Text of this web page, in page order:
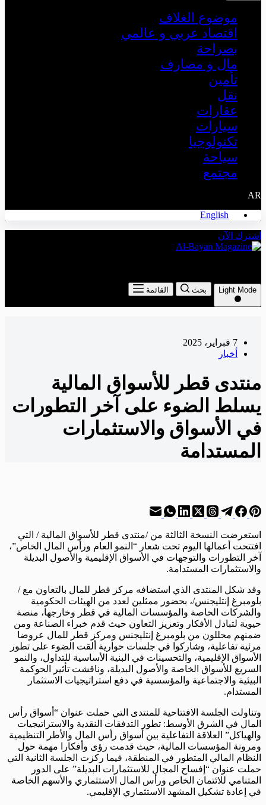
موضوع الغلاف
اقتصاد عربي و عالمي
بصراحة
مال و مصارف
تأمين
نقل
عقارات
سيارات
تكنولوجيا
سياحة
مجتمع
AR
English
اشترك الآن
Light Mode بحث القائمة
7 فبراير، 2025
أخبار
منتدى قطر للأسواق المالية
يسلط الضوء على آخر التطورات
في الأسواق والاستثمارات
المستدامة
استعرضت النسخة الثالثة من /منتدى قطر للأسواق المالية / التي
افتتحت أعمالها اليوم تحت شعار “النمو العام ورأس المال الخاص”،
آخر التطورات والتوجهات في الأسواق الإقليمية والأصول البديلة
والاستثمارات المستدامة.
وقد شكل المنتدى الذي استضافه مركز قطر للمال بالتعاون مع /
بلومبرغ إنتليجنس/، بحضور ممثلين لعدد من الهيئات الحكومية
والشركات الخاصة والمؤسسات المالية في قطر وخارجها، منصة
حيوية لتبادل الأفكار وتعزيز التعاون حيث قدم خبراء الصناعة ومن
ضمنهم محللون من بلومبرغ إنتليجنس ومركز قطر للمال عروضا
مرئية تفاعلية، وشاركوا في جلسات حوارية ألقت الضوء على تطور
الأسواق الإقليمية، والتحسينات في البنية الأساسية للتداول، والنمو
السريع للأسواق الخاصة والأصول البديلة، وناقشت تأثير الحوكمة
البيئية والاجتماعية والمؤسسية في دفع استراتيجيات الاستثمار
المستدام.
وتناولت الجلسة الافتتاحية للمنتدى التي حملت عنوان “أسواق رأس
المال في الشرق الأوسط: تطور التدفقات النقدية والاستراتيجيات
والهياكل” العلاقة التفاعلية بين أسواق رأس المال والأطر التنظيمية
ومرونة المؤسسات المالية، حيث قدمت رؤى وأفكارا مهمة حول
النظام المالي المتطور في المنطقة، فيما ركزت الجلسة الثانية التي
حملت عنوان “إفساح المجال للاستثمارات البديلة” على الدور
المتنامي للائتمان الخاص ورأس المال الاستثماري والأسهم الخاصة
في إعادة تشكيل المشهد الاستثماري الإقليمي.